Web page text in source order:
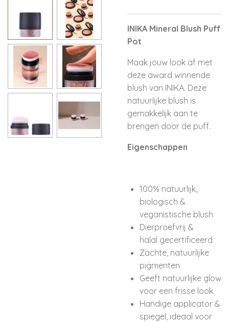
INIKA Mineral Blush Puff
Pot
Maak jouw look af met
deze award winnende
blush van INIKA. Deze
natuurlijke blush is
gemakkelijk aan te
brengen door de puff.
Eigenschappen
100% natuurlijk,
biologisch &
veganistische blush
Dierproefvrij &
halal gecertificeerd
Zachte, natuurlijke
pigmenten
Geeft natuurlijke glow
voor een frisse look.
Handige applicator &
spiegel, ideaal voor